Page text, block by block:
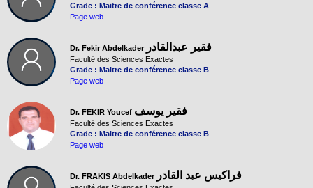
Grade : Maitre de conférence classe A
Page web
Dr. Fekir Abdelkader فقير عبدالقادر
Faculté des Sciences Exactes
Grade : Maitre de conférence classe B
Page web
Dr. FEKIR Youcef فقير يوسف
Faculté des Sciences Exactes
Grade : Maitre de conférence classe B
Page web
Dr. FRAKIS Abdelkader فراكيس عبد القادر